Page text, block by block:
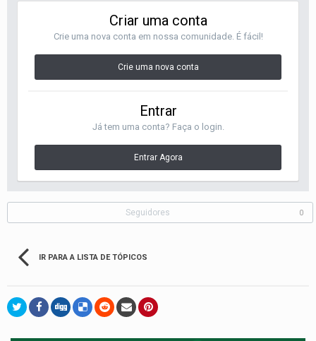
Criar uma conta
Crie uma nova conta em nossa comunidade. É fácil!
Crie uma nova conta
Entrar
Já tem uma conta? Faça o login.
Entrar Agora
Seguidores 0
IR PARA A LISTA DE TÓPICOS